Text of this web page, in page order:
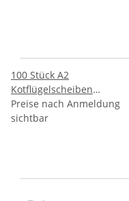
100 Stück A2
Kotflügelscheiben
Produktklasse C (g)
4,3x20x1,5 mm
Preise nach Anmeldung
sichtbar